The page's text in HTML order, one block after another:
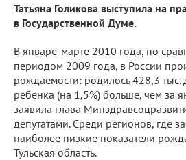
Татьяна Голикова выступила на
в Государственной Думе.
В январе-марте 2010 года, по
периодом 2009 года, в России
рождаемости: родилось 428,3 тыс.
ребенка (на 1,5%) больше, чем за
заявила глава
депутатами. Среди регионов, где
наиболее низкие показатели
Тульская область.